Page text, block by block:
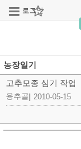
로그인
농장일기
고추모종 심기 작업
용추골 2010-05-15